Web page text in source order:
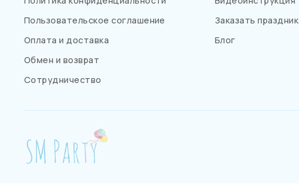
Пользовательское соглашение
Оплата и доставка
Обмен и возврат
Сотрудничество
Заказать праздник
Блог